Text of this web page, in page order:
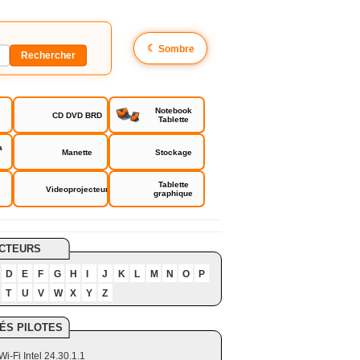
☾ Sombre
CD DVD BRD
Notebook
Tablette
Manette Stockage
Videoprojecteur
Tablette
graphique
D E F G H J K L M N O
P
T
U V W X Y Z
PILOTES
Fi Intel 24.30.1.1